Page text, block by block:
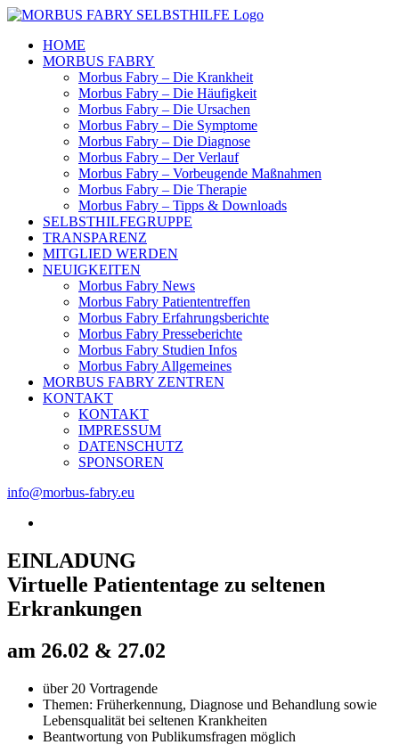
Skip
contentHOME
MORBUS FABRY
Morbus Fabry – Die Krankheit
Morbus Fabry – Die Häufigkeit
Morbus Fabry – Die Ursachen
Morbus Fabry – Die Symptome
Morbus Fabry – Die Diagnose
Morbus Fabry – Der Verlauf
Morbus Fabry – Vorbeugende Maßnahmen
Morbus Fabry – Die Therapie
Morbus Fabry – Tipps & Downloads
SELBSTHILFEGRUPPE
TRANSPARENZ
MITGLIED WERDEN
NEUIGKEITEN
Morbus Fabry News
Morbus Fabry Patiententreffen
Morbus Fabry Erfahrungsberichte
Morbus Fabry Presseberichte
Morbus Fabry Studien Infos
Morbus Fabry Allgemeines
MORBUS FABRY ZENTREN
KONTAKT
KONTAKT
IMPRESSUM
DATENSCHUTZ
SPONSOREN
info@morbus-fabry.eu
Image
EINLADUNG
Virtuelle Patiententage zu seltenen
Erkrankungen
am 26.02 & 27.02
über 20 Vortragende
Themen: Früherkennung, Diagnose und Behandlung sowie
Lebensqualität bei seltenen Krankheiten
Beantwortung von Publikumsfragen möglich